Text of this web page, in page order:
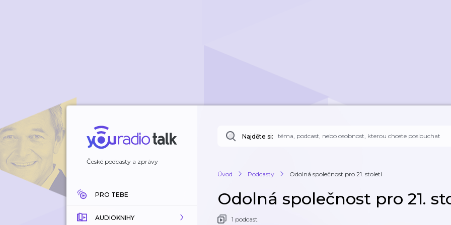
České podcasty a zprávy
PRO TEBE
AUDIOKNIHY
Najděte si:
Úvod Podcasty Odolná společnost pro 21. století
Odolná společnost pro 21.
1 podcast